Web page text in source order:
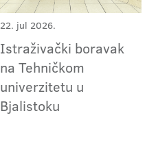
22. jul 2026.
Istraživački boravak
na Tehničkom
univerzitetu u
Bjalistoku